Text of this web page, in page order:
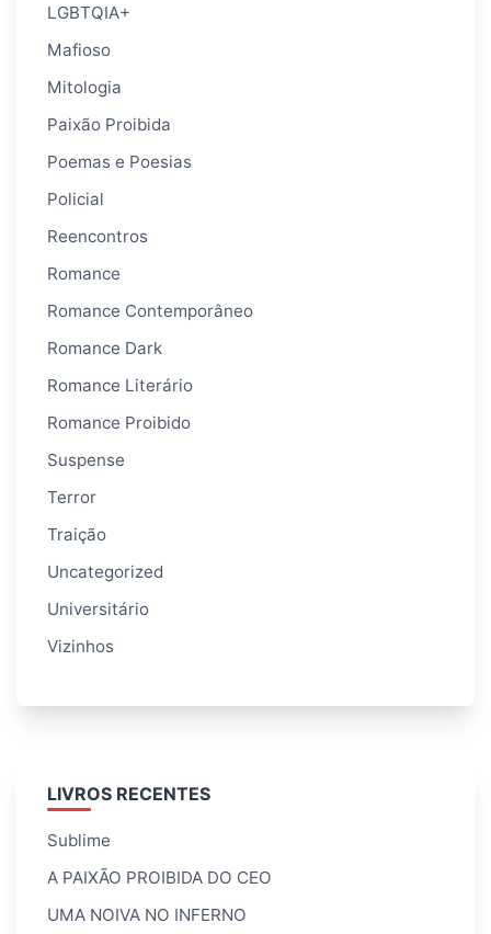
LGBTQIA+
Mafioso
Mitologia
Paixão Proibida
Poemas e Poesias
Policial
Reencontros
Romance
Romance Contemporâneo
Romance Dark
Romance Literário
Romance Proibido
Suspense
Terror
Traição
Uncategorized
Universitário
Vizinhos
LIVROS RECENTES
Sublime
A PAIXÃO PROIBIDA DO CEO
UMA NOIVA NO INFERNO